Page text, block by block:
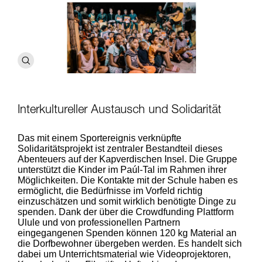
Interkultureller Austausch und Solidarität
Das mit einem Sportereignis verknüpfte
Solidaritätsprojekt ist zentraler Bestandteil dieses
Abenteuers auf der Kapverdischen Insel. Die Gruppe
unterstützt die Kinder im Paúl-Tal im Rahmen ihrer
Möglichkeiten. Die Kontakte mit der Schule haben es
ermöglicht, die Bedürfnisse im Vorfeld richtig
einzuschätzen und somit wirklich benötigte Dinge zu
spenden. Dank der über die Crowdfunding Plattform
Ulule und von professionellen Partnern
eingegangenen Spenden können 120 kg Material an
die Dorfbewohner übergeben werden. Es handelt sich
dabei um Unterrichtsmaterial wie Videoprojektoren,